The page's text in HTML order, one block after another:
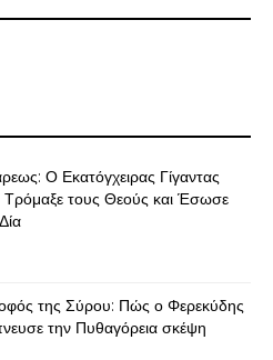
Ο Εκατόγχειρας Γίγαντας
τους Θεούς και Έσωσε
της Σύρου: Πώς ο Φερεκύδης
την Πυθαγόρεια σκέψη